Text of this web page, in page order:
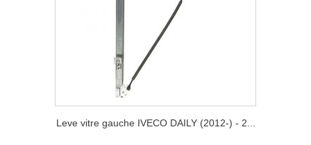
Leve vitre gauche IVECO DAILY (2012-) - 2...